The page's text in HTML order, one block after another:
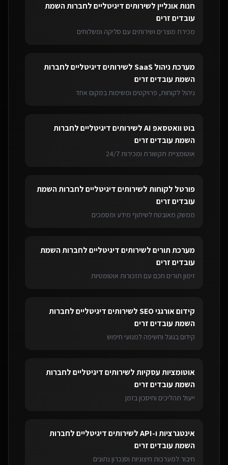
חנות אונלייןלשירותים דיגיטליים לחברות השמת
עובדים זרים
מכירת מוצרים ושירותים עם סליקה ומשלוחים
מערכת ניהול SaaS לשירותים דיגיטליים לחברות
השמת עובדים זרים
ניהול לקוחות, פרויקטים ומשימות במקום אחד
בוט וואטסאפ AI לשירותים דיגיטליים לחברות
השמת עובדים זרים
אוטומציית תקשורת ומכירות 24/7
פורטל לקוחותלשירותים דיגיטליים לחברות השמת
עובדים זרים
ממשק מאובטח לשיתוף מידע ומסמכים
מערכת תוריםלשירותים דיגיטליים לחברות השמת
עובדים זרים
זימון תורים חכם עם תזכורות אוטומטיות
קידום אורגני SEO לשירותים דיגיטליים לחברות
השמת עובדים זרים
קידום בגוגל וחשיפה למנועי חיפוש
אוטומציות עסקיותלשירותים דיגיטליים לחברות
השמת עובדים זרים
ייעול תהליכים וחיסכון בזמן
אינטגרציות ו-API לשירותים דיגיטליים לחברות
השמת עובדים זרים
חיבור למערכות חיצוניות וסנכרון נתונים